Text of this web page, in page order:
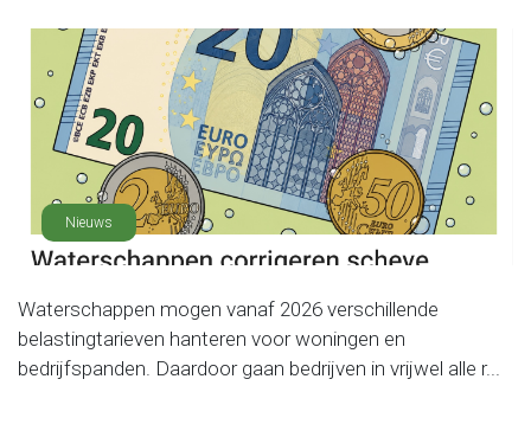
Nieuws
Waterschappen mogen vanaf 2026 verschillende
belastingtarieven hanteren voor woningen en
bedrijfspanden. Daardoor gaan bedrijven in vrijwel alle r...